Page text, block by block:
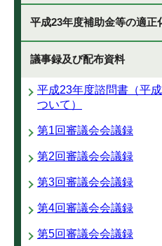
平成23年度補助金等の適正
議事録及び配布資料
平成23年度諮問書（平
ついて）
第1回審議会会議録
第2回審議会会議録
第3回審議会会議録
第4回審議会会議録
第5回審議会会議録